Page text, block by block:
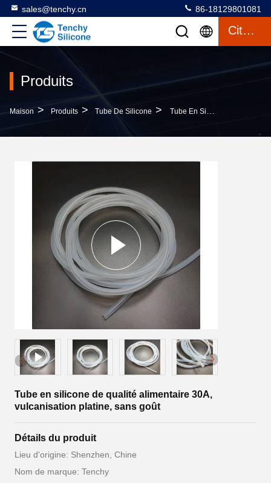
sales@tenchy.cn 86-18129801081
Citation
Produits
Maison > Produits > Tube De Silicone > Tube En Silicone De Qualité Alimentaire 30A, Vulcanisation Platine, Sans Goût
Tube en silicone de qualité alimentaire 30A,
vulcanisation platine, sans goût
Détails du produit
Lieu d'origine: Shenzhen, Chine
Nom de marque: Tenchy